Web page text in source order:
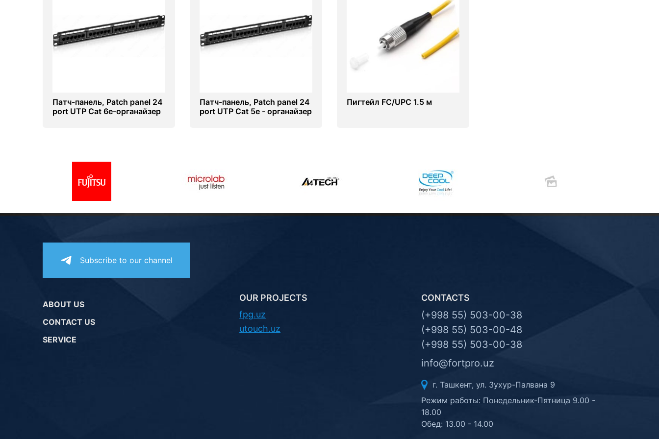
Патч-панель, Patch panel 24
port UTP Cat 6e-органайзер
Патч-панель, Patch panel 24
port UTP Cat 5e - органайзер
Пигтейл FC/UPC 1.5 м
Subscribe to our channel
ABOUT US
CONTACT US
SERVICE
OUR PROJECTS
fpg.uz
utouch.uz
CONTACTS
(+998 55) 503-00-38
(+998 55) 503-00-48
(+998 55) 503-00-38
info@fortpro.uz
г. Ташкент, ул. Зухур-Палвана 9
Режим работы: Понедельник-Пятница 9.00 -
18.00
Обед: 13.00 - 14.00